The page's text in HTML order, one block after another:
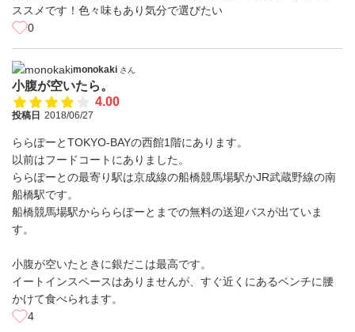
ススメです！色々味もあり気分で選びたい
0
monokaki さん
小腹が空いたら。
4.00
投稿日 2018/06/27
ららぽーとTOKYO-BAYの西館1階にあります。
以前はフードコートにありました。
ららぽーとの最寄り駅は京成線の船橋競馬場駅かJR武蔵野線の南
船橋駅です。
船橋競馬場駅からららぽーとまでの無料の送迎バスが出ていま
す。
小腹が空いたときに銀だこは最高です。
イートインスペースはありませんが、すぐ近くにあるベンチに腰
かけて食べられます。
4